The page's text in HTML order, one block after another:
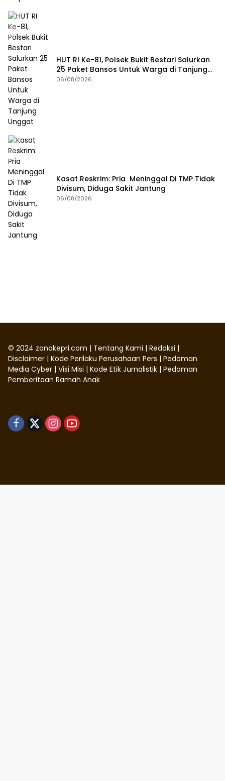
HUT RI Ke-81, Polsek Bukit Bestari Salurkan
25 Paket Bansos Untuk Warga di Tanjung
Unggat
06/08/2026
Kasat Reskrim: Pria Meninggal Di TMP Tidak
Divisum, Diduga Sakit Jantung
06/08/2026
© 2024 zonakepri.com | Tentang Kami | Redaksi |
Disclaimer | Kode Perilaku Perusahaan Pers | Pedoman
Media Cyber | Visi Misi | Kode Etik Jurnalistik | Pedoman
Pemberitaan Ramah Anak